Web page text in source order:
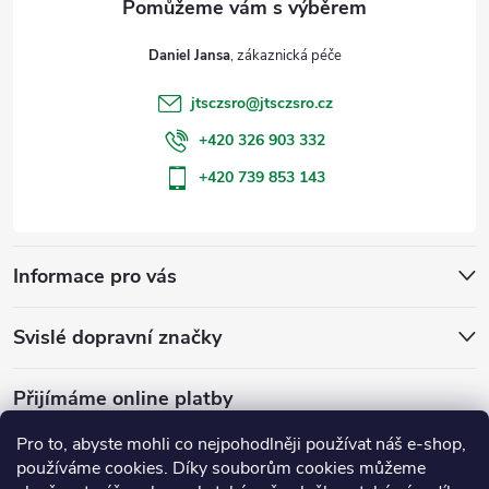
Pro to, abyste mohli co nejpohodlněji používat náš e-shop,
používáme cookies. Díky souborům cookies můžeme
Informace pro vás
Svislé dopravní značky
Přijímáme online platby
Daniel Jansa
jtsczsro@jtsczsro.cz
+420 326 903 332
+420 739 853 143